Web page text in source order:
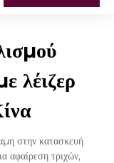
λέιζερ
στην κατασκευή
αφαίρεση τριχών,